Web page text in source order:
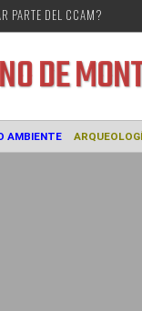
PARTE DEL CCAM?
DE
MEDIO AMBIENTE